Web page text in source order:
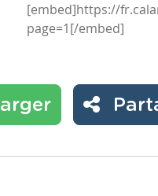
[embed]https://
page=1[/embed]